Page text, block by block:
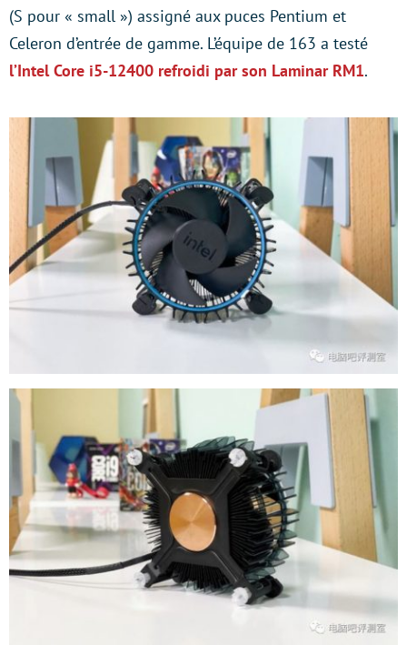
(S pour « small ») assigné aux puces Pentium et
Celeron d’entrée de gamme. L’équipe de 163 a testé
l’Intel Core i5-12400 refroidi par son Laminar RM1.